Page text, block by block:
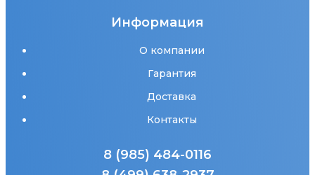
Информация
О компании
Гарантия
Доставка
Контакты
8 (985) 484-0116